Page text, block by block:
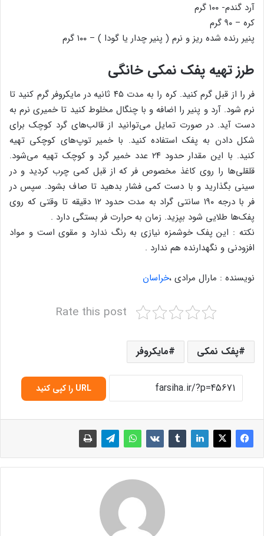
آرد گندم- ۱۰۰ گرم
کره – ۹۰ گرم
پنیر رنده شده ریز و نرم ( پنیر چدار یا گودا ) – ۱۰۰ گرم
طرز تهیه پفک نمکی خانگی
فر را از قبل گرم کنید. کره را به مدت ۴۵ ثانیه در مایکروفر گرم کنید تا
نرم شود. آرد و پنیر را اضافه و با چنگال مخلوط کنید تا خمیری نرم به
دست آید. در صورت تمایل می‌توانید از قالب‌های گرد کوچک برای
شکل دادن به پفک استفاده کنید. با خمیر توپ‌های کوچکی تهیه
کنید. با این مقدار حدود ۲۴ عدد خمیر گرد و کوچک تهیه می‌شود.
قلقلی‌ها را روی کاغذ مخصوص فر که از قبل کمی چرب کردید و در
سینی بگذارید و با دست کمی فشار بدهید تا صاف بشود. سپس در
فر با درجه ۱۹۰ سانتی گراد به مدت حدود ۱۲ دقیقه تا وقتی که روی
پفک‌ها طلایی شود بپزید. زمان به حرارت فر بستگی دارد .
نکته : این پفک خوشمزه نیازی به رنگ ندارد و مقوی است و مواد
افزودنی و نگهدارنده هم ندارد .
نویسنده : مارال مرادی ،خراسان
Rate this post
پفک نمکی مایکروفر
URL را کپی کنید